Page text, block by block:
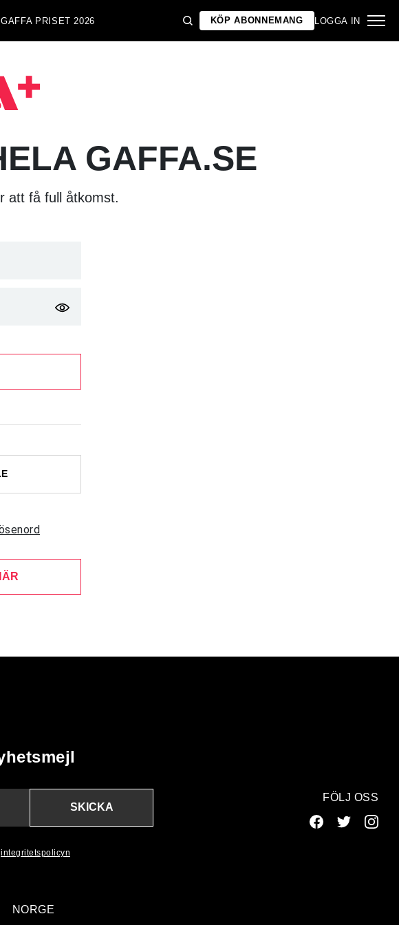
GAFFA PRISET 2026 KÖP ABONNEMANG LOGGA IN
GAFFA.SE
att få full åtkomst.
SKICKA
integritetspolicyn
FÖLJ OSS
NORGE